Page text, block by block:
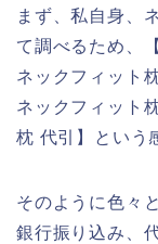
まず、私自身、
て調べるため、
ネックフィット
ネックフィット
枕 代引】という
そのように色々
銀行振り込み、